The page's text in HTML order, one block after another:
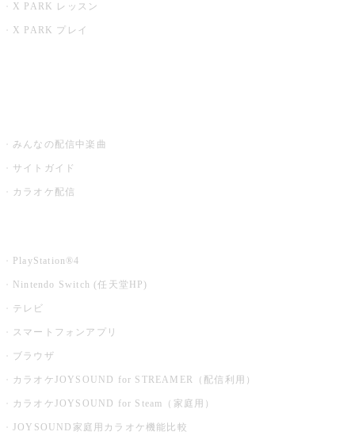
X PARK レッスン
X PARK プレイ
みんなの配信中楽曲
サイトガイド
カラオケ配信
PlayStation®4
Nintendo Switch (任天堂HP)
テレビ
スマートフォンアプリ
ブラウザ
カラオケJOYSOUND for STREAMER（配信利用）
カラオケJOYSOUND for Steam（家庭用）
JOYSOUND家庭用カラオケ機能比較